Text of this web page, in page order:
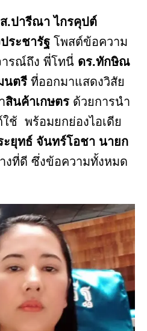
.ปารีณา ไกรคุปต์
ระชารัฐ โพสต์ข้อความ
ารณ์ถึง พี่โทนี่ ดร.ทักษิณ
นตรี ที่ออกมาแสดงวิสัย
สินค้าเกษตร ด้วยการนำ
ช้ พร้อมยกย่องไอเดีย
ะยุทธ์ จันทร์โอชา นายก
งที่ดี ซึ่งข้อความทั้งหมด